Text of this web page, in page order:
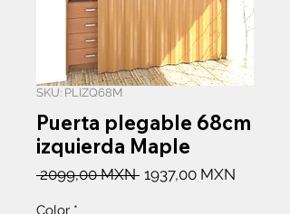
SKU: PLIZQ68M
Puerta plegable 68cm
izquierda Maple
2099,00 MXN Precio
1937,00 MXN
Color *